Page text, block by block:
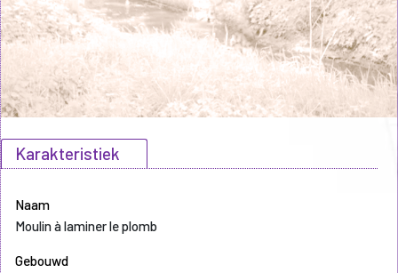
Karakteristiek
Naam
Moulin à laminer le plomb
Gebouwd